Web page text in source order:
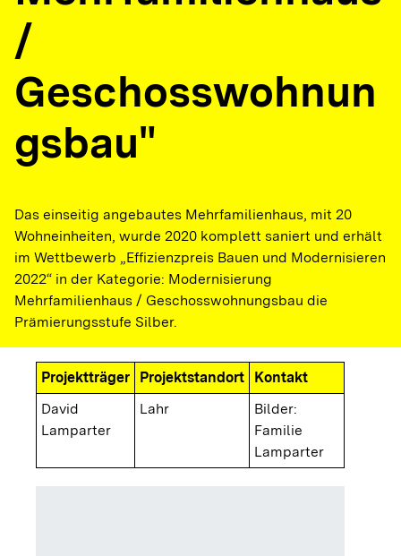
/
Geschosswohnun
gsbau"
Das einseitig angebautes Mehrfamilienhaus, mit 20
Wohneinheiten, wurde 2020 komplett saniert und erhält
im Wettbewerb „Effizienzpreis Bauen und Modernisieren
2022“ in der Kategorie: Modernisierung
Mehrfamilienhaus / Geschosswohnungsbau die
Prämierungsstufe Silber.
Projektträger Projektstandort
Kontakt
David
Lamparter
Lahr
Bilder:
Familie
Lamparter